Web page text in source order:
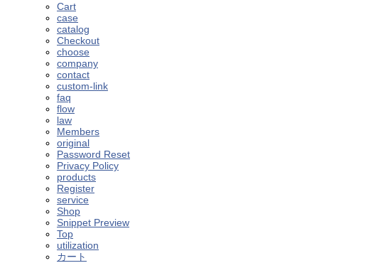
Cart
case
catalog
Checkout
choose
company
contact
custom-link
faq
flow
law
Members
original
Password Reset
Privacy Policy
products
Register
service
Shop
Snippet Preview
Top
utilization
カート